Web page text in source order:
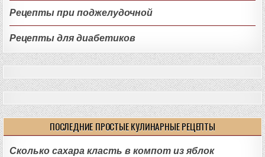
Рецепты при поджелудочной
Рецепты для диабетиков
ПОСЛЕДНИЕ ПРОСТЫЕ КУЛИНАРНЫЕ РЕЦЕПТЫ
Сколько сахара класть в компот из яблок